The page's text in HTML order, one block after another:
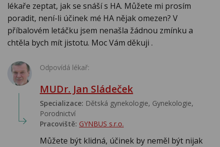
lékaře zeptat, jak se snáší s HA. Můžete mi prosím
poradit, není-li účinek mé HA nějak omezen? V
příbalovém letáčku jsem nenašla žádnou zmínku a
chtěla bych mít jistotu. Moc Vám děkuji .
Odpovídá lékař:
MUDr. Jan Sládeček
Specializace: Dětská gynekologie, Gynekologie,
Porodnictví
Pracoviště: GYNBUS s.r.o.
Můžete být klidná, účinek by neměl být nijak